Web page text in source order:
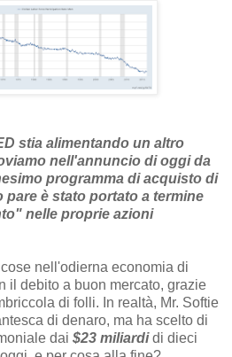
stia alimentando un altro
nell'annuncio di oggi da
programma di acquisto di
pare è stato portato a termine
nelle proprie azioni
cose nell'odierna economia di
il debito a buon mercato, grazie
di folli. In realtà, Mr. Softie
di denaro, ma ha scelto di
dai $23 miliardidi dieci